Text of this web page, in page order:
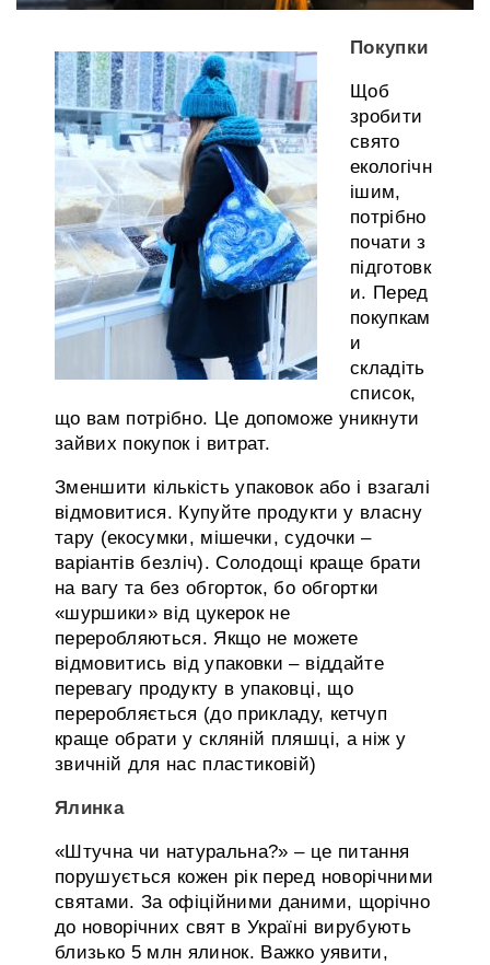
Покупки
Щоб
зробити
свято
екологічн
ішим,
потрібно
почати з
підготовк
и. Перед
покупкам
и
складіть
список,
що вам потрібно. Це допоможе уникнути
зайвих покупок і витрат.
Зменшити кількість упаковок або і взагалі
відмовитися. Купуйте продукти у власну
тару (екосумки, мішечки, судочки –
варіантів безліч). Солодощі краще брати
на вагу та без обгорток, бо обгортки
«шуршики» від цукерок не
переробляються. Якщо не можете
відмовитись від упаковки – віддайте
перевагу продукту в упаковці, що
переробляється (до прикладу, кетчуп
краще обрати у скляній пляшці, а ніж у
звичній для нас пластиковій)
Ялинка
«Штучна чи натуральна?» – це питання
порушується кожен рік перед новорічними
святами. За офіційними даними, щорічно
до новорічних свят в Україні вирубують
близько 5 млн ялинок. Важко уявити,